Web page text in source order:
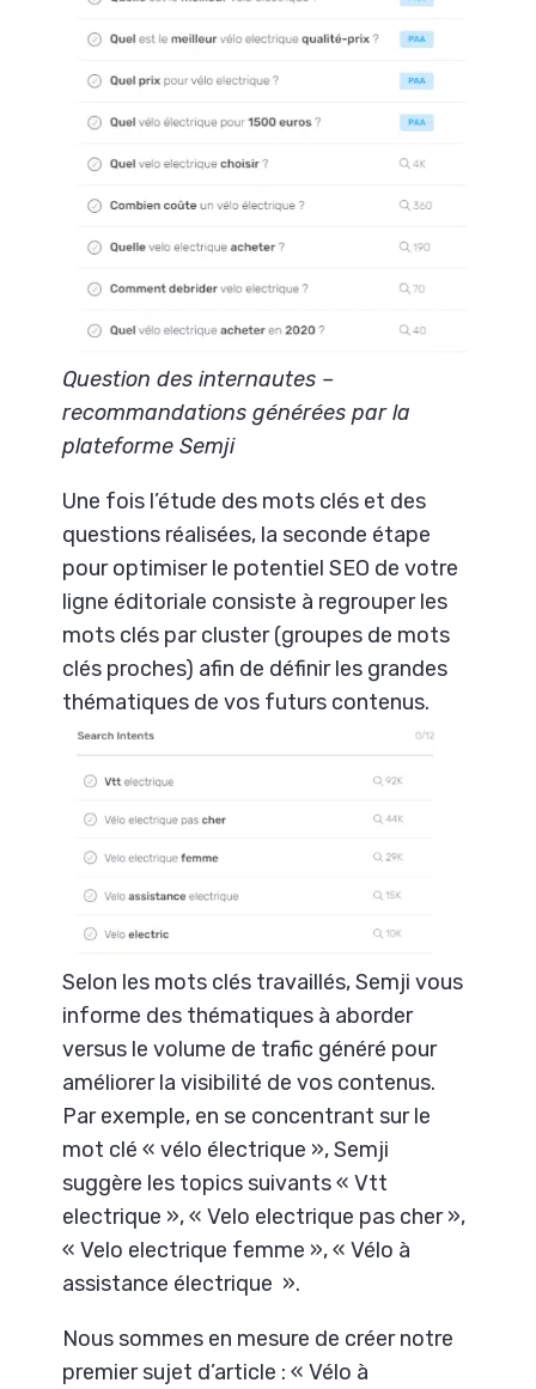
Question des internautes –
recommandations générées par la
plateforme Semji
Une fois l’étude des mots clés et des
questions réalisées, la seconde étape
pour optimiser le potentiel SEO de votre
ligne éditoriale consiste à regrouper les
mots clés par cluster (groupes de mots
clés proches) afin de définir les grandes
thématiques de vos futurs contenus.
Selon les mots clés travaillés, Semji vous
informe des thématiques à aborder
versus le volume de trafic généré pour
améliorer la visibilité de vos contenus.
Par exemple, en se concentrant sur le
mot clé « vélo électrique », Semji
suggère les topics suivants « Vtt
electrique », « Velo electrique pas cher »,
« Velo electrique femme », « Vélo à
assistance électrique ».
Nous sommes en mesure de créer notre
premier sujet d’article : « Vélo à